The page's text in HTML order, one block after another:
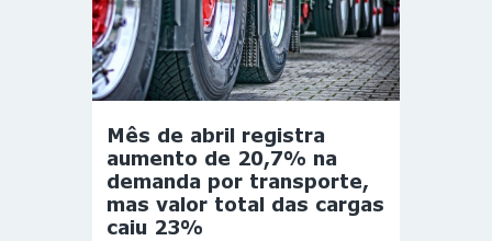
Mês de abril registra
aumento de 20,7% na
demanda por transporte,
mas valor total das cargas
caiu 23%